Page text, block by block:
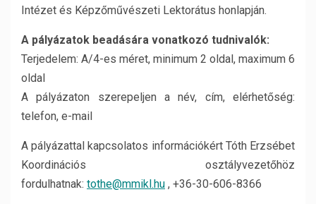
Intézet és Képzőművészeti Lektorátus honlapján.
A pályázatok beadására vonatkozó tudnivalók:
Terjedelem: A/4-es méret, minimum 2 oldal, maximum 6
oldal
A pályázaton szerepeljen a név, cím, elérhetőség:
telefon, e-mail
A pályázattal kapcsolatos információkért Tóth Erzsébet
Koordinációs osztályvezetőhöz
fordulhatnak: tothe@mmikl.hu , +36-30-606-8366